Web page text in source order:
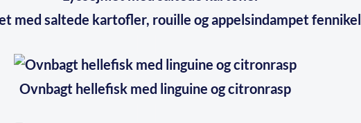
med saltede kartofler, rouille og appelsindampet fennikel
Ovnbagt hellefisk med linguine og citronrasp